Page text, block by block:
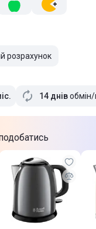
розрахунок
. 14 днів